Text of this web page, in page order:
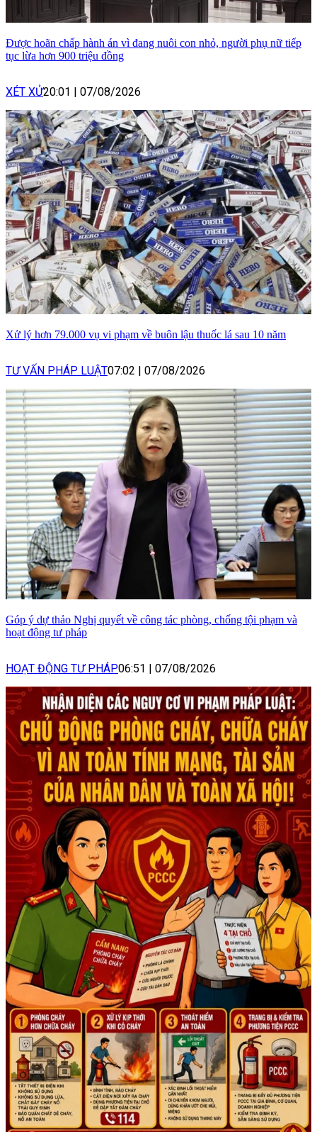
Được hoãn chấp hành án vì đang nuôi con nhỏ, người phụ nữ tiếp
tục lừa hơn 900 triệu đồng
XÉT XỬ20:01 07/08/2026
Xử lý hơn 79.000 vụ vi phạm về buôn lậu thuốc lá sau 10 năm
TƯ VẤN PHÁP LUẬT07:02 07/08/2026
Góp ý dự thảo Nghị quyết về công tác phòng, chống tội phạm và
hoạt động tư pháp
HOẠT ĐỘNG TƯ PHÁP06:51 07/08/2026